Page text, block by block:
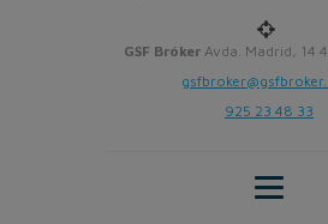
GSF Bróker Avda. Madrid, 14
925 23 48 33